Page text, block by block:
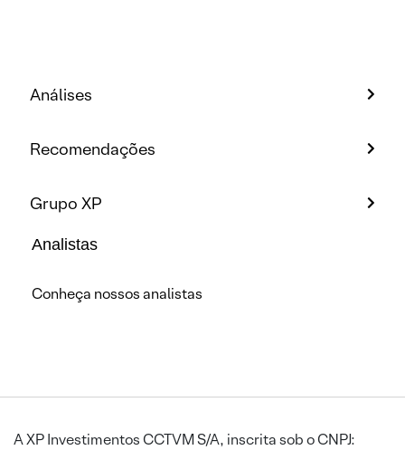
Análises
Recomendações
Grupo XP
Analistas
Conheça nossos analistas
A XP Investimentos CCTVM S/A, inscrita sob o CNPJ: